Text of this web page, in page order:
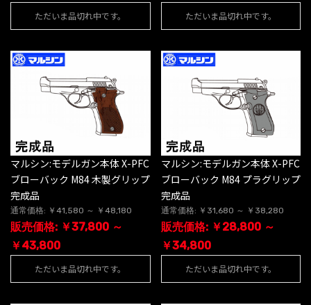
ただいま品切れ中です。 ただいま品切れ中です。
マルシン:モデルガン本体 X-PFC
ブローバック M84 木製グリップ
完成品
通常価格: ￥41,580 ～ ￥48,180
販売価格: ￥37,800 ～
￥43,800
ただいま品切れ中です。
マルシン:モデルガン本体 X-PFC
ブローバック M84 プラグリップ
完成品
通常価格: ￥31,680 ～ ￥38,280
販売価格: ￥28,800 ～
￥34,800
ただいま品切れ中です。